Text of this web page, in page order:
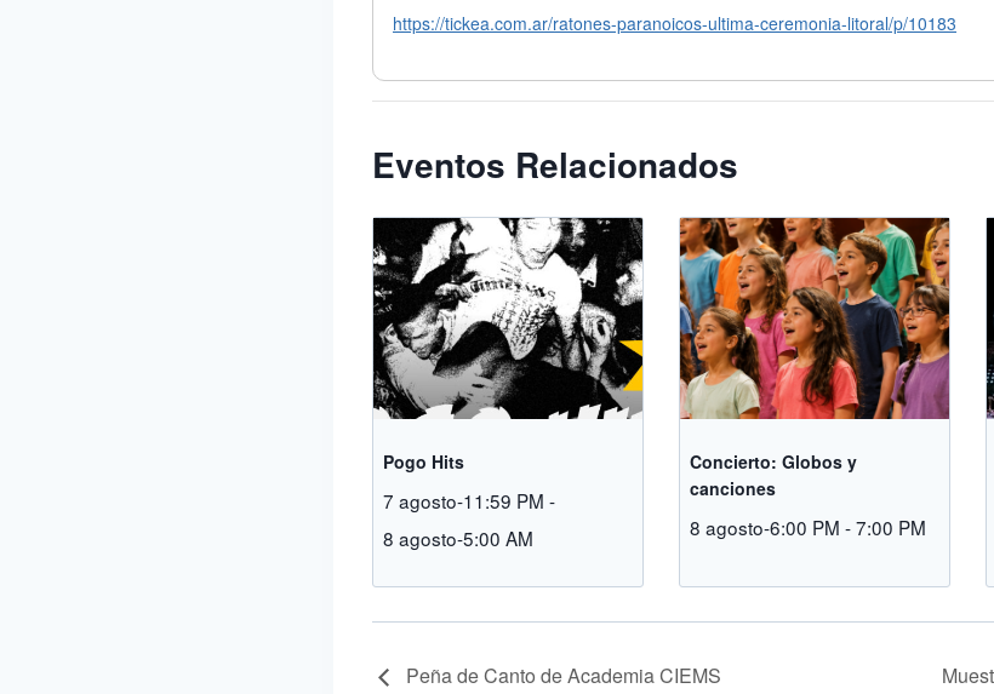
https://tickea.com.ar/ratones-paranoicos-ultima-ceremonia-litoral/p/10183
Eventos Relacionados
Pogo Hits
7 agosto-11:59 PM -
8 agosto-5:00 AM
Concierto: Globos y
canciones
8 agosto-6:00 PM -7:00 PM
Peña de Canto de Academia CIEMS